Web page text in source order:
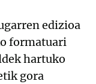
edizioa
formatuari
hartuko
gora